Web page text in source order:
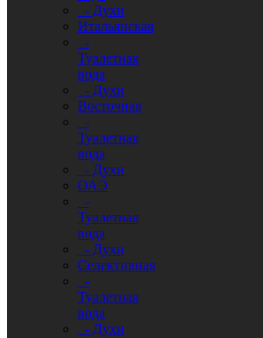
- Духи
Итальянская
-
Туалетная
вода
- Духи
Восточная
-
Туалетная
вода
- Духи
ОАЭ
-
Туалетная
вода
- Духи
Селективная
-
Туалетная
вода
- Духи